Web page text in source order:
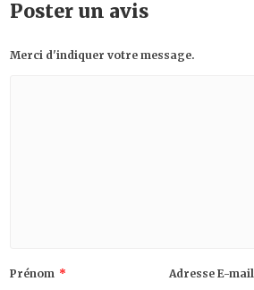
Poster un avis
Merci d'indiquer votre message.
Prénom * Adresse E-mail